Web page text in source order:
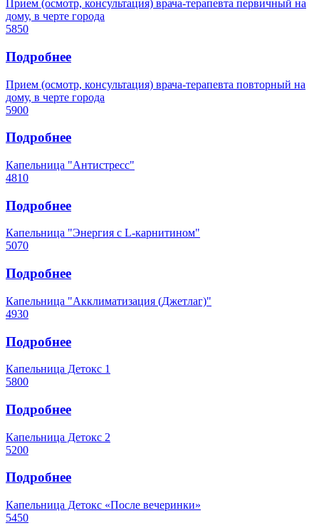
Прием (осмотр, консультация) врача-терапевта первичный на
дому, в черте города
5850
Подробнее
Прием (осмотр, консультация) врача-терапевта повторный на
дому, в черте города
5900
Подробнее
Капельница "Антистресс"
4810
Подробнее
Капельница "Энергия с L-карнитином"
5070
Подробнее
Капельница "Акклиматизация (Джетлаг)"
4930
Подробнее
Капельница Детокс 1
5800
Подробнее
Капельница Детокс 2
5200
Подробнее
Капельница Детокс «После вечеринки»
5450